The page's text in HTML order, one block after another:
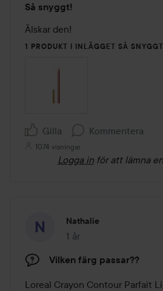
5
av
5
Så snyggt!
Älskar den!
1 PRODUKT I INLÄGGET SÅ
Gilla Kommentera
1074 visningar
Logga in för att lämna
Nathalie
1 år
Inlägget skapades 1 år
Vilken färg passar??
Loreal Crayon Contour Parfait